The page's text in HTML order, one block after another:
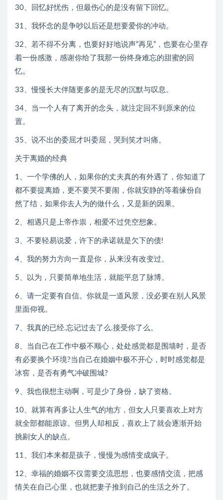
30、回忆好忧伤，但最伤心的是没有留下回忆。
31、我怀念的是争吵以后还是想要爱你的冲动。
32、若不得不分离，也要好好地说声“再见”，也要在心里存
着一份感激，感谢你给了我那一份终身难忘的甜蜜的回
忆。
33、慢慢长大伴随更多的是无尽的沉默与叹息。
34、当一个人有了离开的念头，就注定回不到原来的位
置。
35、说不出的委屈才叫委屈，哭到笑才叫痛。
关于离婚的经典
1、一个学佛的人，如果你的丈夫真的有外遇了，你知道了
都不要提离婚，更不要哭不要闹，你就安静的等着缘份自
然了结，如果你去人为的做什么，又是新的因果。
2、相遇只是上帝作祟，相爱不过凭空想象。
3、不要轻易说爱，许下的承诺就是欠下的债!
4、我的努力方向一直是你，从来没有改变过。
5、以为，只要简单地生活，就能平息了脉博。
6、请一定要有自信。你就是一道风景，没必要在别人风景
里面仰视。
7、我真的已经.忘记过去了么.接受你了么。
8、当自己在工作中极不顺心，处处感觉都是围墙时，是否
有必要换个环境?当自己在婚姻中极不开心，时时感觉都是
冰窖，是否有勇气冲破围城?
9、我也很想主动啊，可是少了身份，缺了资格。
10、就算有再多让人生气的地方，但女人只要喜欢上对方
就全部都能原谅。但男人却相反，喜欢上了就会逐渐开始
挑剔女人的缺点。
11、我们本来都是孩子，慢慢为感情变成疯子。
12、幸福的婚姻不仅需要交流思想，也要感情交流，把感
情关在自己心里，也就把妻子推到自己的生活之外了。